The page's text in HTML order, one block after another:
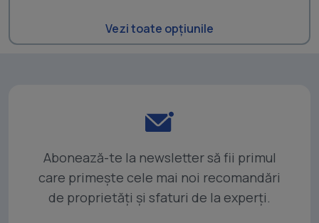
Vezi toate opțiunile
Abonează-te la newsletter să fii primul
care primește cele mai noi recomandări
de proprietăți și sfaturi de la experți.